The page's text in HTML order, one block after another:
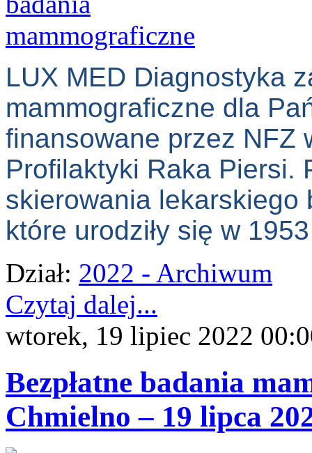
LUX MED Diagnostyka
mammograficzne dla
finansowane przez NFZ
Profilaktyki Raka Piersi.
skierowania lekarskiego
które urodziły się w
Dział: 2022 - Archiwum
Czytaj dalej...
wtorek, 19 lipiec 2022
Bezpłatne badania
Chmielno – 19 lipca